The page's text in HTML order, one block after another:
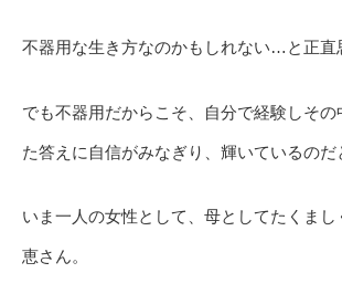
不器用な生き方なのかもしれない…と正直
でも不器用だからこそ、自分で経験しその
た答えに自信がみなぎり、輝いているのだ
いま一人の女性として、母としてたくまし
恵さん。